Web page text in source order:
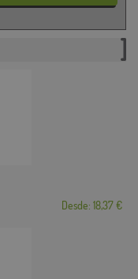
Desde: 18,37 €